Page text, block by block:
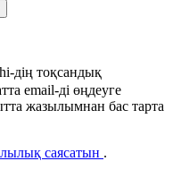
дің тоқсандық
email-ді өңдеуге
жазылымнан бас тарта
саясатын .